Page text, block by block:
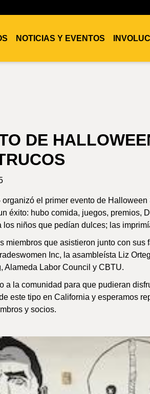
NOTICIAS Y EVENTOS
DE
el primer evento de
éxito: hubo comida, juegos, premios,
los niños que pedían dulces; las
miembros que asistieron junto con
Inc, la asambleísta Liz
Alameda Labor Council y CBTU.
a la comunidad para que pudieran
este tipo en California y esperamos
y socios.